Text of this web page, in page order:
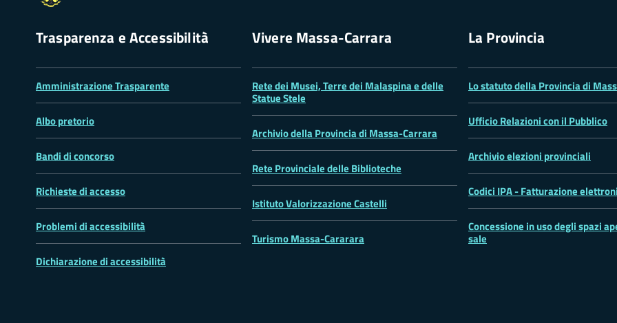
Trasparenza e Accessibilità
Amministrazione Trasparente
Albo pretorio
Bandi di concorso
Richieste di accesso
Problemi di accessibilità
Dichiarazione di accessibilità
Vivere Massa-Carrara
Rete dei Musei, Terre dei Malaspina e delle
Statue Stele
Archivio della Provincia di Massa-Carrara
Rete Provinciale delle Biblioteche
Istituto Valorizzazione Castelli
Turismo Massa-Cararara
La Provincia
Lo statuto della Provincia di
Ufficio Relazioni con il Pubblico
Archivio elezioni provinciali
Codici IPA - Fatturazione
Concessione in uso degli spazi
sale